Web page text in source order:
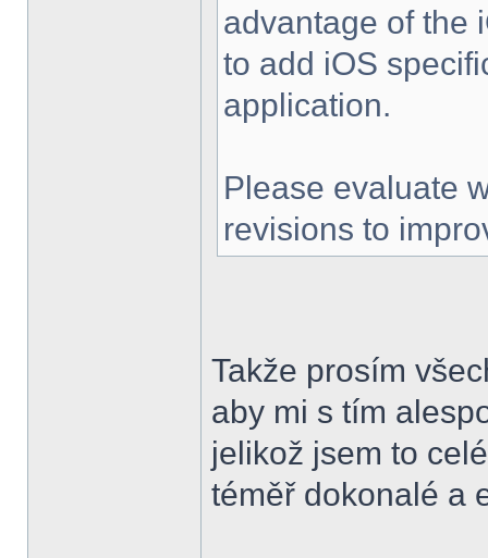
advantage of the
to add iOS
application.
Please evaluate
revisions to
Takže prosím
aby mi s tím
jelikož jsem to
téměř dokonalé a